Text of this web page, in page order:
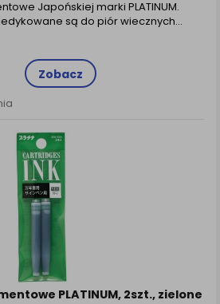
Japońskiej marki PLATINUM.
są do piór wiecznych…
Zobacz
PLATINUM, 2szt., zielone